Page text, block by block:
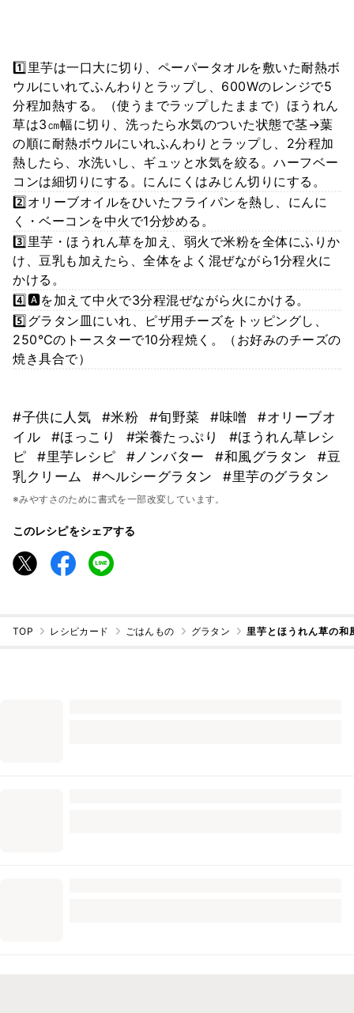
1️⃣里芋は一口大に切り、ペーパータオルを敷いた耐熱ボ
ウルにいれてふんわりとラップし、600Wのレンジで5
分程加熱する。（使うまでラップしたままで）ほうれん
草は3㎝幅に切り、洗ったら水気のついた状態で茎→葉
の順に耐熱ボウルにいれふんわりとラップし、2分程加
熱したら、水洗いし、ギュッと水気を絞る。ハーフベー
コンは細切りにする。にんにくはみじん切りにする。
2️⃣オリーブオイルをひいたフライパンを熱し、にんに
く・ベーコンを中火で1分炒める。
3️⃣里芋・ほうれん草を加え、弱火で米粉を全体にふりか
け、豆乳も加えたら、全体をよく混ぜながら1分程火に
かける。
4️⃣🅰️を加えて中火で3分程混ぜながら火にかける。
5️⃣グラタン皿にいれ、ピザ用チーズをトッピングし、
250℃のトースターで10分程焼く。（お好みのチーズの
焼き具合で）
#子供に人気 #米粉 #旬野菜 #味噌
#オリーブオ
イル
#ほっこり #栄養たっぷり
#ほうれん草レシ
ピ
#里芋レシピ #ノンバター #和風グラタン
#豆
乳クリーム
#ヘルシーグラタン #里芋のグラタン
※みやすさのために書式を一部改変しています。
このレシピをシェアする
TOP レシピカード ごはんもの グラタン 里芋とほうれん草の和